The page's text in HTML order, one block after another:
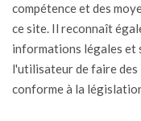
compétence et des
ce site. Il reconnaît
informations légales et
l'utilisateur de faire
conforme à la